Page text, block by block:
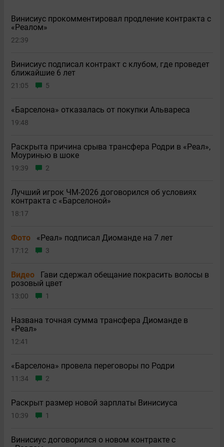
Винисиус прокомментировал продление контракта с
«Реалом»
22:39
Винисиус подписал контракт с клубом, где проведет
ближайшие 6 лет
21:05 5
«Барселона» отказалась от покупки Альвареса
19:48
Раскрыта причина срыва трансфера Родри в «Реал»,
Моуринью в шоке
19:39 2
Лучший игрок ЧМ-2026 договорился об условиях
контракта с «Барселоной»
18:17
Фото «Реал» подписал Диоманде на 7 лет
17:12 3
Видео
Гави сдержал обещание покрасить волосы в
розовый цвет
13:00 1
Названа точная сумма трансфера Диоманде в
«Реал»
12:41
«Барселона» провела переговоры по Родри
11:34 2
Раскрыт размер новой зарплаты Винисиуса
10:39 1
Винисиус договорился о новом контракте с